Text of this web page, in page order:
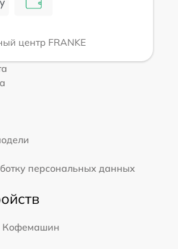
центр FRANKE
персональных данных
Кофемашин